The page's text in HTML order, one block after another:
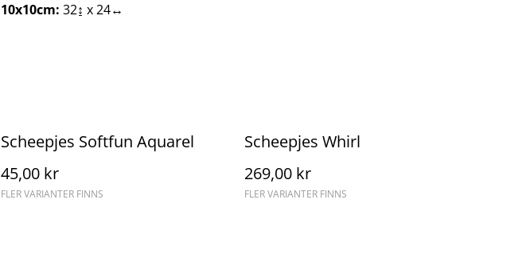
10x10cm: 32↨ x 24↔
Scheepjes Softfun Aquarel
45,00 kr
FLER VARIANTER FINNS
Scheepjes Whirl
269,00 kr
FLER VARIANTER FINNS